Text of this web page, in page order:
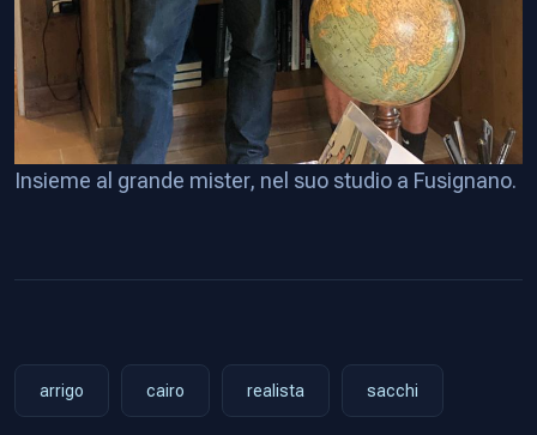
Insieme al grande mister, nel suo studio a Fusignano.
arrigo cairo realista sacchi